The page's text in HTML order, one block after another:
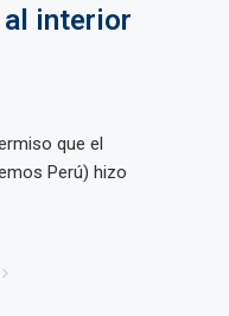
al interior
que el
Perú) hizo